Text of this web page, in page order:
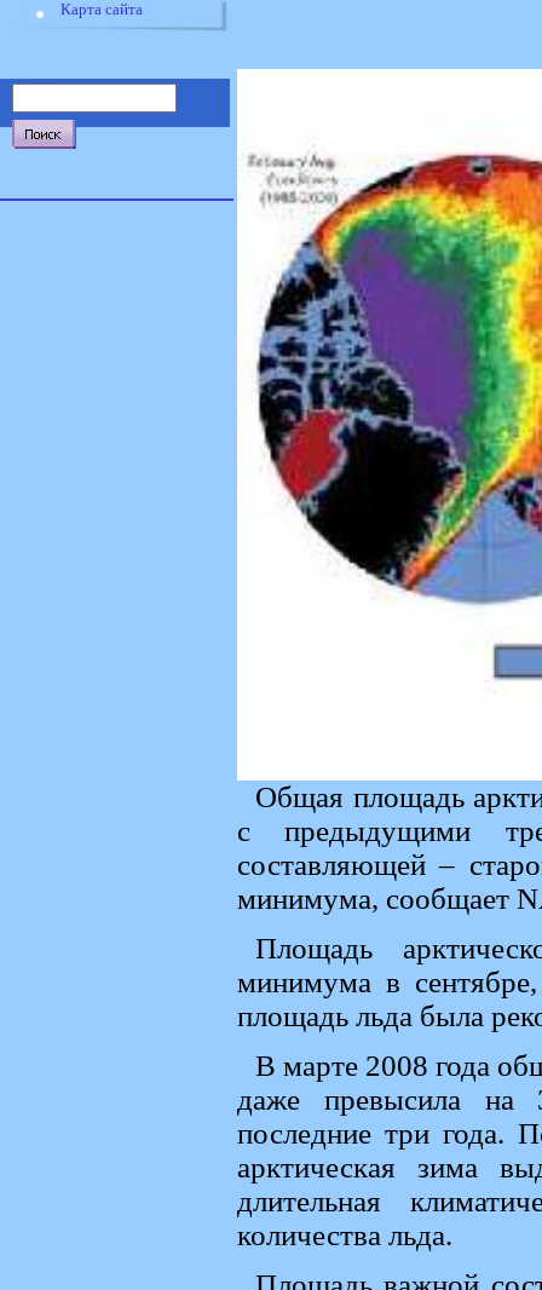
Карта сайта
Общая площадь
с предыдущими
составляющей –
минимума, сообщает
Площадь
минимума в
площадь льда была
В марте 2008 года
даже превысила на
последние три года.
арктическая зима
длительная
количества льда.